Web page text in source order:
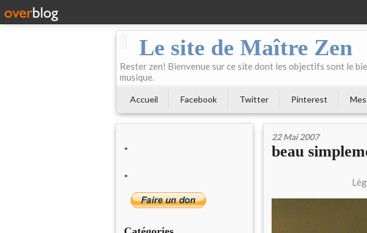
Le site de Maître Zen
Rester zen! Bienvenue sur ce site dont les objectifs sont le
musique.
Accueil Facebook Twitter Pinterest
*
*
22 Mai 2007
beau